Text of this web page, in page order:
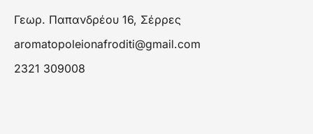
Γεωρ. Παπανδρέου 16, Σέρρες
aromatopoleionafroditi@gmail.com
2321 309008